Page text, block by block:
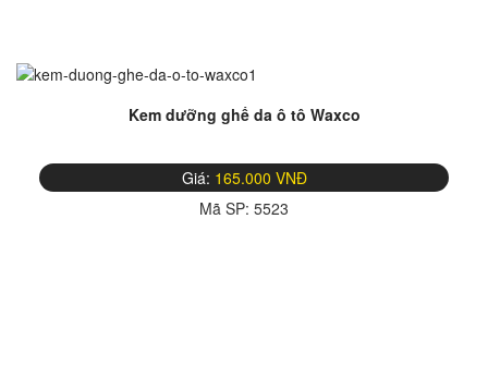
Kem dưỡng ghế da ô tô Waxco
Giá: 165.000 VNĐ
Mã SP: 5523